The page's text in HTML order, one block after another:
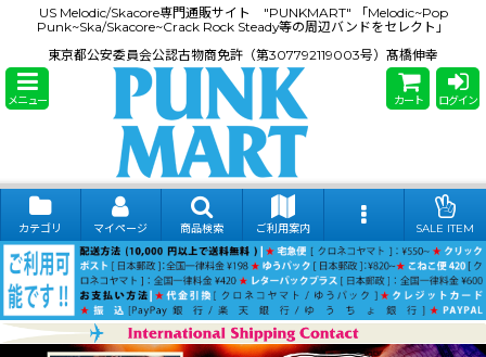
US Melodic/Skacore専門通販サイト "PUNKMART" 「Melodic~Pop
Punk~Ska/Skacore~Crack Rock Steady等の周辺バンドをセレクト」
東京都公安委員会公認古物商免許（第307792119003号）髙橋伸幸
メニュー カート ログイン
カテゴリ マイページ 商品検索 ご利用案内 SALE ITEM